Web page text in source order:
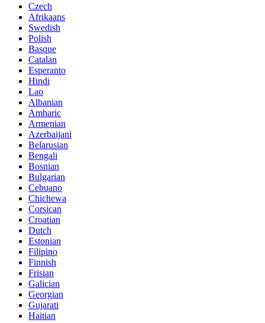
Czech
Afrikaans
Swedish
Polish
Basque
Catalan
Esperanto
Hindi
Lao
Albanian
Amharic
Armenian
Azerbaijani
Belarusian
Bengali
Bosnian
Bulgarian
Cebuano
Chichewa
Corsican
Croatian
Dutch
Estonian
Filipino
Finnish
Frisian
Galician
Georgian
Gujarati
Haitian